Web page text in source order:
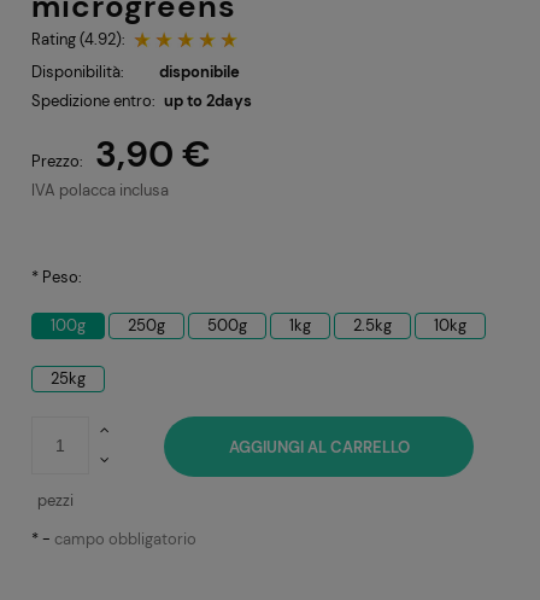
Rating (4.92):
Disponibilità:
disponibile
Spedizione entro: up to 2days
Prezzo: 3,90 €
IVA polacca inclusa
* Peso:
100g 250g 500g 1kg 2.5kg 10kg
25kg
pezzi
AGGIUNGI AL CARRELLO
*- campo obbligatorio